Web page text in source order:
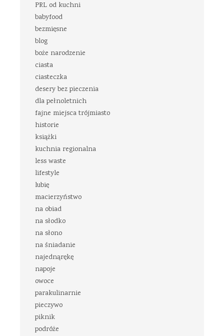
PRL od kuchni
babyfood
bezmięsne
blog
boże narodzenie
ciasta
ciasteczka
desery bez pieczenia
dla pełnoletnich
fajne miejsca trójmiasto
historie
książki
kuchnia regionalna
less waste
lifestyle
lubię
macierzyństwo
na obiad
na słodko
na słono
na śniadanie
najednąrękę
napoje
owoce
parakulinarnie
pieczywo
piknik
podróże